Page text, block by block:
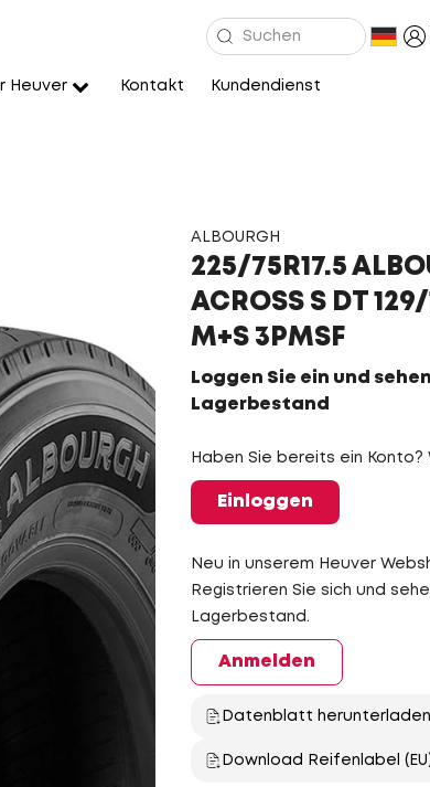
Heuver Kontakt Kundendienst
ALBOURGH
225/75R17.5
ACROSS S DT
M+S 3PMSF
Loggen Sie ein und
Lagerbestand
Haben Sie bereits ein Konto?
Einloggen
Neu in unserem Heuver
Registrieren Sie sich und
Lagerbestand.
Anmelden
Datenblatt herunterladen
Download Reifenlabel